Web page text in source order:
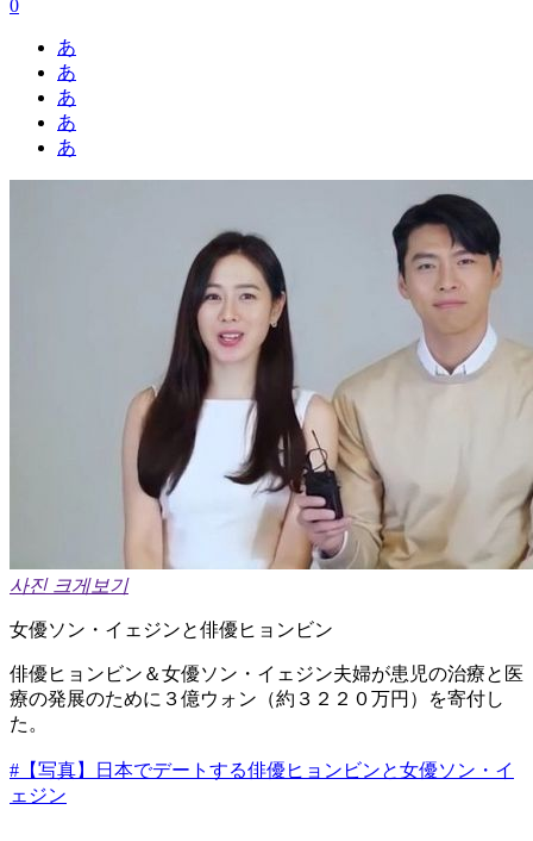
0
あ
あ
あ
あ
あ
사진 크게보기
女優ソン・イェジンと俳優ヒョンビン
俳優ヒョンビン＆女優ソン・イェジン夫婦が患児の治療と医
療の発展のために３億ウォン（約３２２０万円）を寄付し
た。
#【写真】日本でデートする俳優ヒョンビンと女優ソン・イ
ェジン